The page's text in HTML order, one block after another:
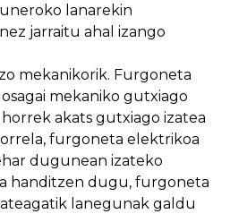
lanarekin
jarraitu ahal izango
mekanikorik. Furgoneta
mekaniko gutxiago
akats gutxiago izatea
furgoneta elektrikoa
dugunean izateko
handitzen dugu, furgoneta
lanegunak galdu